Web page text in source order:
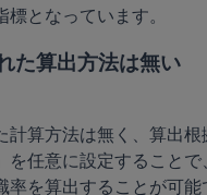
た算出方法は無い
計算方法は無く、算出
を任意に設定すること
率を算出することが可能